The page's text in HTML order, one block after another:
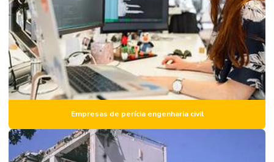
Empresas de perícia engenharia civil
Engenharia de avaliação imóveis e perícia
Inspeção estrutural
Inspeção estrutural predial
Inspeção de imóvel
Inspeção predial condomínio
Empresas de perícia engenharia civil